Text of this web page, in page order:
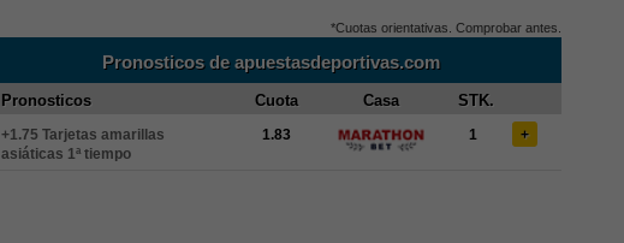
*Cuotas orientativas. Comprobar antes.
Pronosticos de apuestasdeportivas.com
Pronosticos Cuota Casa STK.
+1.75 Tarjetas amarillas
asiáticas 1ª tiempo
1.83 1 +